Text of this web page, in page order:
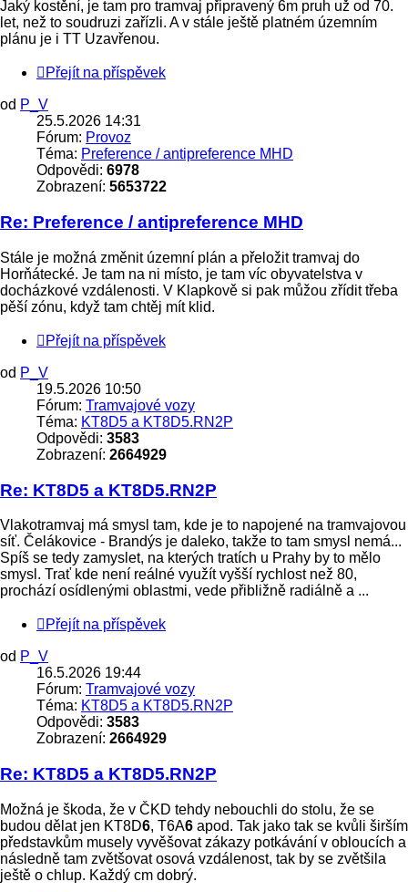
Jaký kostění, je tam pro tramvaj připravený 6m pruh už od 70.
let, než to soudruzi zařízli. A v stále ještě platném územním
plánu je i TT Uzavřenou.
Přejít na příspěvek
od P_V
25.5.2026 14:31
Fórum: Provoz
Téma: Preference / antipreference MHD
Odpovědi: 6978
Zobrazení: 5653722
Re: Preference / antipreference MHD
Stále je možná změnit územní plán a přeložit tramvaj do
Horňátecké. Je tam na ni místo, je tam víc obyvatelstva v
docházkové vzdálenosti. V Klapkově si pak můžou zřídit třeba
pěší zónu, když tam chtěj mít klid.
Přejít na příspěvek
od P_V
19.5.2026 10:50
Fórum: Tramvajové vozy
Téma: KT8D5 a KT8D5.RN2P
Odpovědi: 3583
Zobrazení: 2664929
Re: KT8D5 a KT8D5.RN2P
Vlakotramvaj má smysl tam, kde je to napojené na tramvajovou
síť. Čelákovice - Brandýs je daleko, takže to tam smysl nemá...
Spíš se tedy zamyslet, na kterých tratích u Prahy by to mělo
smysl. Trať kde není reálné využít vyšší rychlost než 80,
prochází osídlenými oblastmi, vede přibližně radiálně a ...
Přejít na příspěvek
od P_V
16.5.2026 19:44
Fórum: Tramvajové vozy
Téma: KT8D5 a KT8D5.RN2P
Odpovědi: 3583
Zobrazení: 2664929
Re: KT8D5 a KT8D5.RN2P
Možná je škoda, že v ČKD tehdy nebouchli do stolu, že se
budou dělat jen KT8D6, T6A6 apod. Tak jako tak se kvůli širším
představkům musely vyvěšovat zákazy potkávání v obloucích a
následně tam zvětšovat osová vzdálenost, tak by se zvětšila
ještě o chlup. Každý cm dobrý.